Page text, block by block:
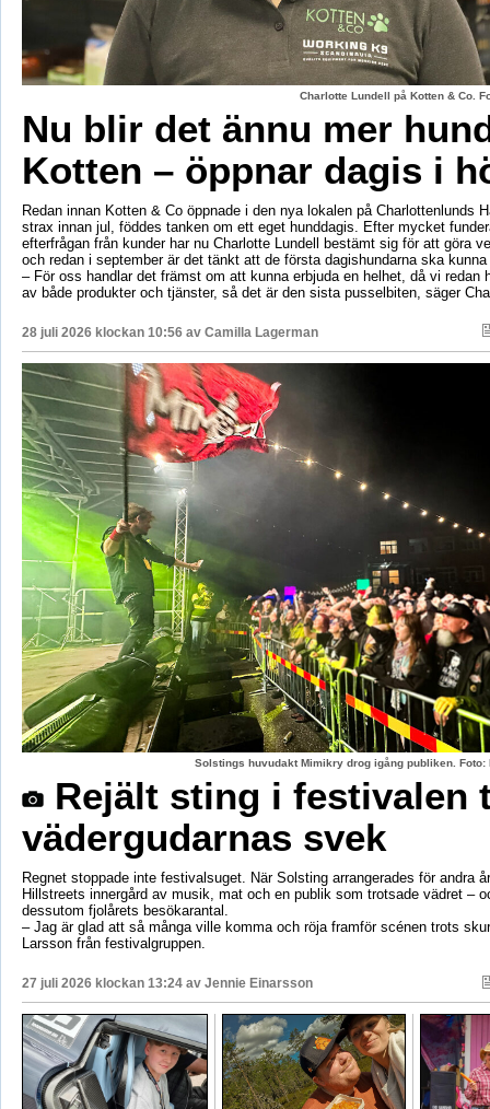
Charlotte Lundell på Kotten & Co.
Nu blir det ännu mer
Kotten – öppnar dagis i
Redan innan Kotten & Co öppnade i den nya lokalen på Charlottenlunds
strax innan jul, föddes tanken om ett eget hunddagis. Efter mycket
efterfrågan från kunder har nu Charlotte Lundell bestämt sig för att göra
och redan i september är det tänkt att de första dagishundarna ska
– För oss handlar det främst om att kunna erbjuda en helhet, då vi redan
av både produkter och tjänster, så det är den sista pusselbiten, säger
28 juli 2026 klockan 10:56 av Camilla Lagerman
Solstings huvudakt Mimikry drog igång publiken.
Rejält sting i festivalen
vädergudarnas svek
Regnet stoppade inte festivalsuget. När Solsting arrangerades för andra
Hillstreets innergård av musik, mat och en publik som trotsade vädret –
dessutom fjolårets besökarantal.
– Jag är glad att så många ville komma och röja framför scénen trots
Larsson från festivalgruppen.
27 juli 2026 klockan 13:24 av Jennie Einarsson